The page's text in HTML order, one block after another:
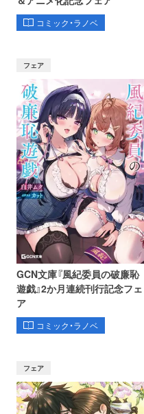
コミック・ラノベ
フェア
GCN文庫『風紀委員の破廉恥
遊戯』2か月連続刊行記念フェ
ア
コミック・ラノベ
フェア